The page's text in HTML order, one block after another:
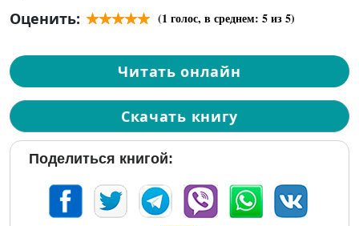
Оценить:
(1 голос, в среднем: 5из 5)
Читать онлайн
Скачать книгу
Поделиться книгой: